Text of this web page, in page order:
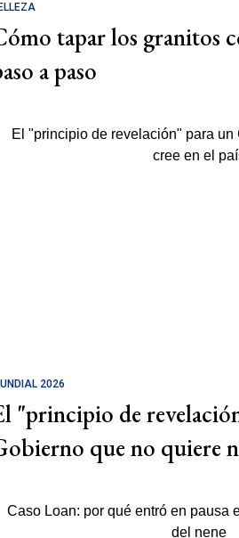
tapar los granitos
a paso
2026
"principio de
que no quiere